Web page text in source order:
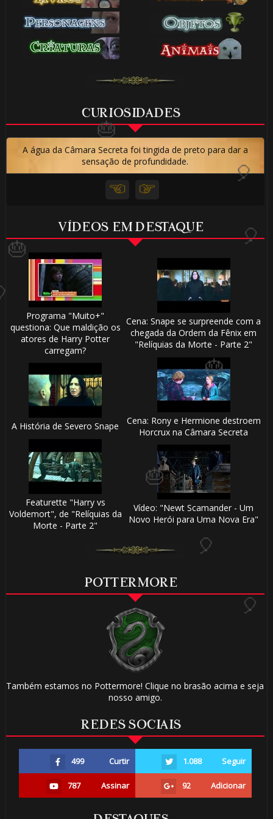
CURIOSIDADES
A água da Câmara Secreta foi tingida de preto para dar a
sensação de profundidade.
VÍDEOS EM DESTAQUE
Programa "Muito+"
questiona: Que maldição os
atores de Harry Potter
carregam?
Cena: Snape se surpreende com a
chegada da Ordem da Fênix em
"Relíquias da Morte - Parte 2"
A História de Severo Snape
Cena: Rony e Hermione destroem
Horcrux na Câmara Secreta
Featurette "Harry vs
Voldemort", de "Relíquias da
Morte - Parte 2"
Vídeo: "Newt Scamander - Um
Novo Herói para Uma Nova Era"
POTTERMORE
Também estamos no Pottermore! Clique no brasão acima e seja
nosso amigo.
REDES SOCIAIS
499 Curtir 1.088 Seguir
787 Assinar 92 Adicionar
⚡
🎈
🎂
1️⃣ 8️⃣
⚡